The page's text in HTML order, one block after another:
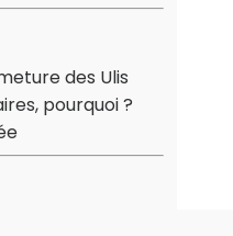
des Ulis
pourquoi ?